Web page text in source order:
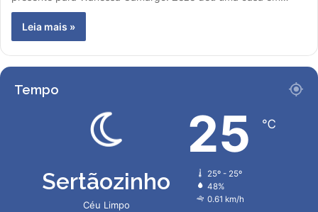
Leia mais »
Tempo
Sertãozinho
Céu Limpo
25 ℃
25º - 25º
48%
0.61 km/h